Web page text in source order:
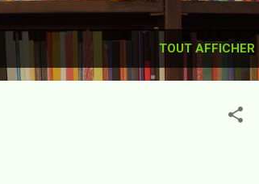
TOUT AFFICHER